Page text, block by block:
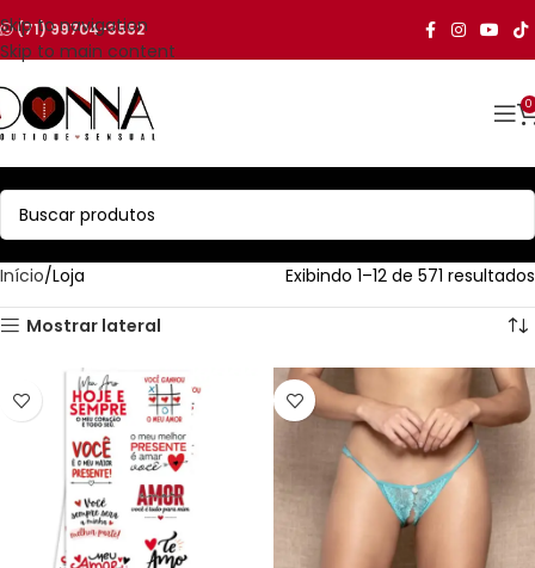
Skip to navigation
Skip to main content
(71) 99704-3552
0
Início Loja Exibindo 1–12 de 571 resultados
Mostrar lateral